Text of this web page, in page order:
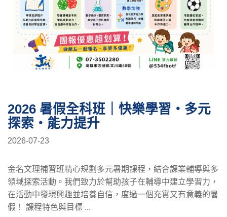
2026 暑假全科班｜快樂學習・多元
探索・能力提升
2026-07-23
金名文理補習班精心規劃多元暑期課程，結合課業輔導與多
領域探索活動。我們致力於幫助孩子在輔導中建立學習力，
在活動中發現興趣並培養自信，度過一個充實又有意義的暑
假！ 課程特色與目標 ...